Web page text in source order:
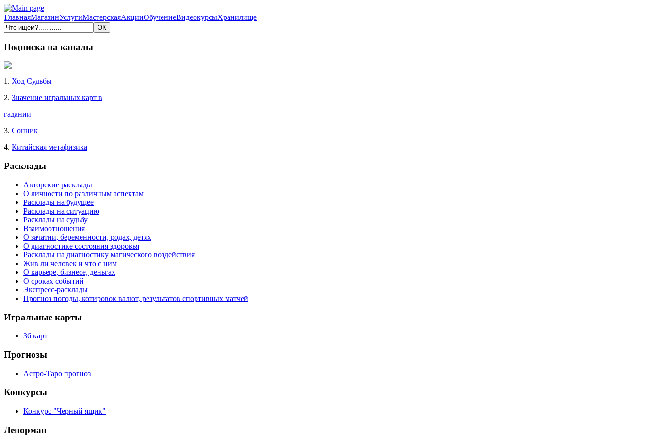
ГлавнаяМагазинУслугиМастерскаяАкцииОбучениеВидеокурсыХранилище
Подписка на каналы
1. Ход Судьбы
2. Значение игральных карт в
гадании
3. Сонник
4. Китайская метафизика
Расклады
Авторские расклады
О личности по различным аспектам
Расклады на будущее
Расклады на ситуацию
Расклады на судьбу
Взаимоотношения
О зачатии, беременности, родах, детях
О диагностике состояния здоровья
Расклады на диагностику магического воздействия
Жив ли человек и что с ним
О карьере, бизнесе, деньгах
О сроках событий
Экспресс-расклады
Прогноз погоды, котировок валют, результатов спортивных матчей
Игральные карты
36 карт
Прогнозы
Астро-Таро прогноз
Конкурсы
Конкурс "Черный ящик"
Ленорман